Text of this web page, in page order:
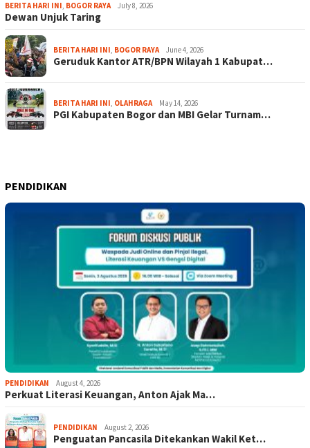
BERITA HARI INI, BOGOR RAYA July 8, 2026
Dewan Unjuk Taring
BERITA HARI INI, BOGOR RAYA June 4, 2026
Geruduk Kantor ATR/BPN Wilayah 1 Kabupat…
BERITA HARI INI, OLAHRAGA May 14, 2026
PGI Kabupaten Bogor dan MBI Gelar Turnam…
PENDIDIKAN
PENDIDIKAN August 4, 2026
Perkuat Literasi Keuangan, Anton Ajak Ma…
PENDIDIKAN August 2, 2026
Penguatan Pancasila Ditekankan Wakil Ket…